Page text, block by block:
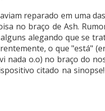
reparado em uma
no braço de Ash.
alegando que se
o que "está"
nada o.o) no braço do
citado na